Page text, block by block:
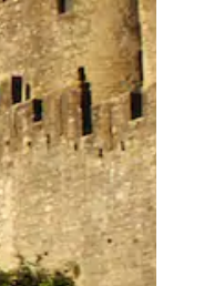
et en faisant glisser.